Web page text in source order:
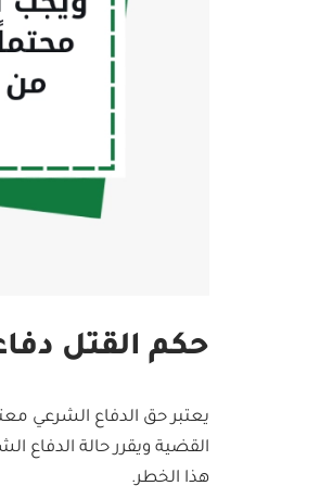
حكم القتل
يعتبر حق الدفاع الشرعي
القضية ويقرر حالة الدفاع
هذا الخطر.